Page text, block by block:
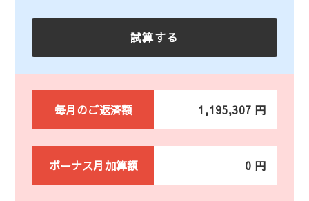
毎月のご返済額 1,195,307 円
ボーナス月加算額 0 円